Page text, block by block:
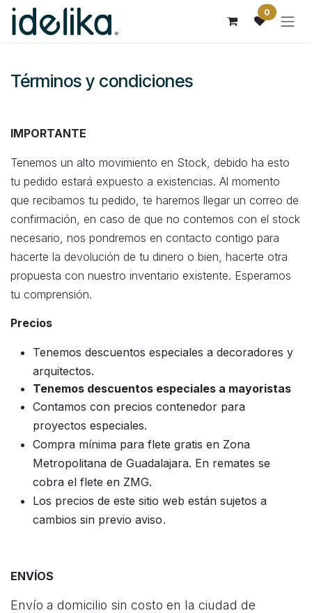
Ir al contenido 0
Términos y condiciones
IMPORTANTE
Tenemos un alto movimiento en Stock, debido ha esto
tu pedido estará expuesto a existencias. Al momento
que recibamos tu pedido, te haremos llegar un correo de
confirmación, en caso de que no contemos con el stock
necesario, nos pondremos en contacto contigo para
hacerte la devolución de tu dinero o bien, hacerte otra
propuesta con nuestro inventario existente. Esperamos
tu comprensión.
Precios
Tenemos descuentos especiales a decoradores y
arquitectos.
Tenemos descuentos especiales a mayoristas
Contamos con precios contenedor para
proyectos especiales.
Compra mínima para flete gratis en Zona
Metropolitana de Guadalajara. En remates se
cobra el flete en ZMG.
Los precios de este sitio web están sujetos a
cambios sin previo aviso.
ENVÍOS
Envío a domicilio sin costo en la ciudad de